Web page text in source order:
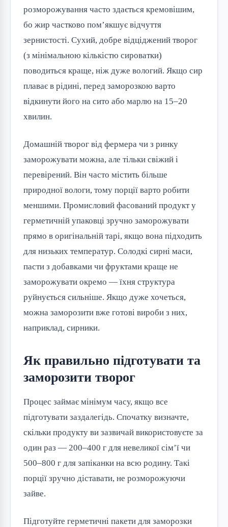
розморожування часто здається кремовішим,
бо жир частково пом’якшує відчуття
зернистості. Сухий, добре відціджений творог
(з мінімальною кількістю сироватки)
поводиться краще, ніж дуже вологий. Якщо сир
плаває в рідині, перед заморозкою варто
відкинути його на сито або марлю на 15–20
хвилин.
Домашній творог від фермера чи з ринку
заморожувати можна, але тільки свіжий і
перевірений. Він часто містить більше
природної вологи, тому порції варто робити
меншими. Промисловий фасований продукт у
герметичній упаковці зручно заморожувати
прямо в оригінальній тарі, якщо вона підходить
для низьких температур. Солодкі сирні маси,
пасти з добавками чи фруктами краще не
заморожувати окремо — їхня структура
руйнується сильніше. Якщо дуже хочеться,
можна заморозити вже готові вироби з них,
наприклад, сирники.
Як правильно підготувати та
заморозити творог
Процес займає мінімум часу, якщо все
підготувати заздалегідь. Спочатку визначте,
скільки продукту ви зазвичай використовуєте за
один раз — 200–400 г для невеликої сім’ї чи
500–800 г для запіканки на всю родину. Такі
порції зручно діставати, не розморожуючи
зайве.
Підготуйте герметичні пакети для заморозки